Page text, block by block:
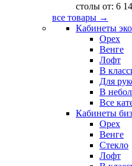
столы от: 6
все товары →
Кабинеты
Орех
Венге
Лофт
В
Для
В
Все
Кабинеты
Орех
Венге
Стекло
Лофт